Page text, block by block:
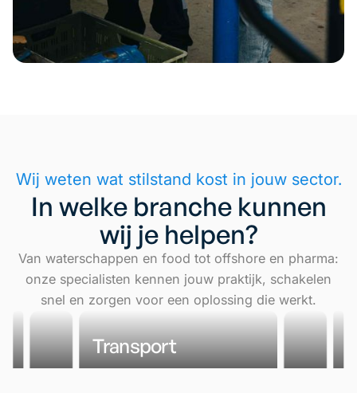
Wij weten wat stilstand kost in jouw sector.
In welke branche kunnen
wij je helpen?
Van waterschappen en food tot offshore en pharma:
onze specialisten kennen jouw praktijk, schakelen
snel en zorgen voor een oplossing die werkt.
Transport